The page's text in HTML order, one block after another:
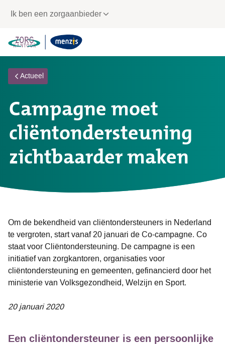
voor
navigatie
Ik ben een zorgaanbieder
Actueel
Campagne moet
cliëntondersteuning
zichtbaarder maken
Om de bekendheid van cliëntondersteuners in Nederland
te vergroten, start vanaf 20 januari de Co-campagne. Co
staat voor Cliëntondersteuning. De campagne is een
initiatief van zorgkantoren, organisaties voor
cliëntondersteuning en gemeenten, gefinancierd door het
ministerie van Volksgezondheid, Welzijn en Sport.
20 januari 2020
Een cliëntondersteuner is een persoonlijke